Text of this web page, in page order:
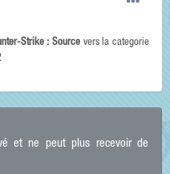
Strike : Sourcevers la categorie
et ne peut plus recevoir de